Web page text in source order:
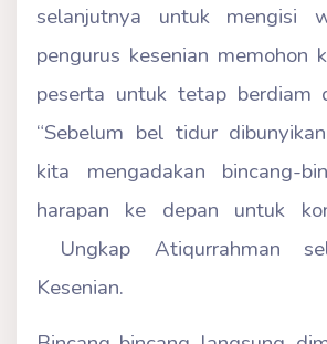
selanjutnya untuk mengisi
pengurus kesenian memohon
peserta untuk tetap berdiam
“Sebelum bel tidur
kita mengadakan bincang-
harapan ke depan untuk
Ungkap Atiqurrahman
Kesenian.